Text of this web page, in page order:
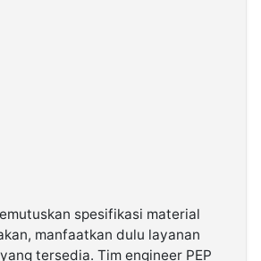
spesifikasi material
manfaatkan dulu layanan
tersedia. Tim engineer PEP